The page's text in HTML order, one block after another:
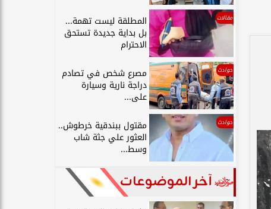
مقالات المطلقة ليست تهمة...
بل بداية جديدة تستحق
الاحترام
حوادث مصرع شخص في تصادم
دراجة نارية وسيارة
على...
حوادث مقتول ببندقية خرطوش..
العثور علي جثة شاب
وسط...
آخر الموضوعات